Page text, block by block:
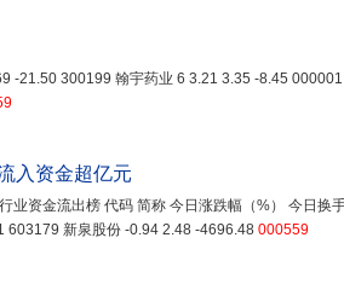
-21.50 300199 翰宇药业 6 3.21 3.35 -8.45 000001
入资金超亿元
资金流出榜 代码 简称 今日涨跌幅（%） 今日换
603179 新泉股份 -0.94 2.48 -4696.48 000559